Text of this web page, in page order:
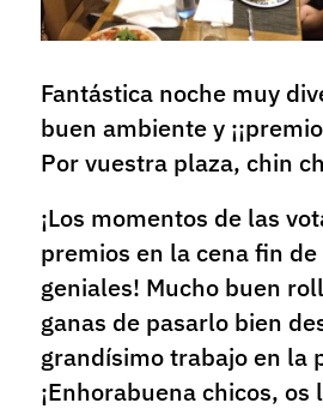
Fantástica noche muy
buen ambiente y
Por vuestra plaza, chin
¡Los momentos de las
premios en la cena fin
geniales! Mucho buen
ganas de pasarlo bien
grandísimo trabajo en la
¡Enhorabuena chicos, os